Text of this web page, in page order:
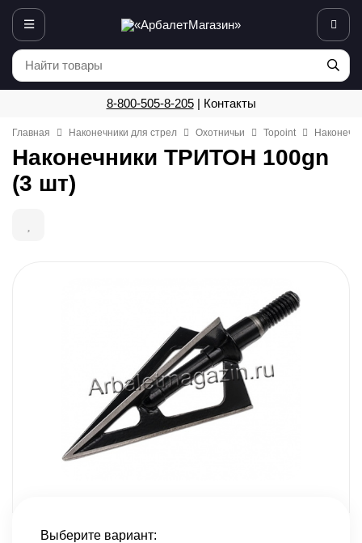
8-800-505-8-205| Контакты
Главная Наконечники для стрел Охотничьи Topoint
Наконечники ТРИТОН 100gn
(3 шт)
Выберите вариант: